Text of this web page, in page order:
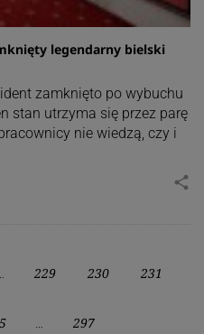
legendarny bielski
zamknięto po wybuchu
stan utrzyma się przez parę
nie wiedzą, czy i
share
229 230 231
297